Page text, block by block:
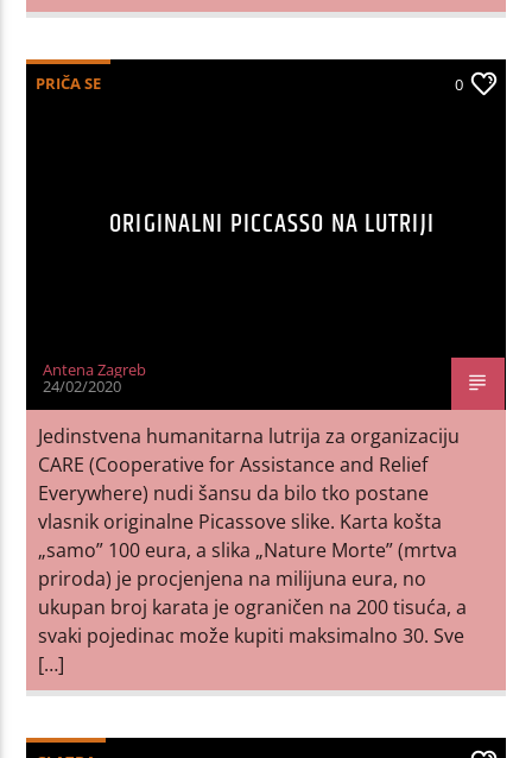
PRIČA SE 0
ORIGINALNI PICCASSO NA LUTRIJI
Antena Zagreb
24/02/2020
Jedinstvena humanitarna lutrija za organizaciju
CARE (Cooperative for Assistance and Relief
Everywhere) nudi šansu da bilo tko postane
vlasnik originalne Picassove slike. Karta košta
„samo” 100 eura, a slika „Nature Morte” (mrtva
priroda) je procjenjena na milijuna eura, no
ukupan broj karata je ograničen na 200 tisuća, a
svaki pojedinac može kupiti maksimalno 30. Sve
[…]